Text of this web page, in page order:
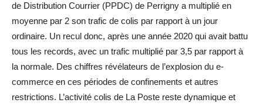
de Distribution Courrier (PPDC) de Perrigny a multiplié en
moyenne par 2 son trafic de colis par rapport à un jour
ordinaire. Un recul donc, après une année 2020 qui avait battu
tous les records, avec un trafic multiplié par 3,5 par rapport à
la normale. Des chiffres révélateurs de l’explosion du e-
commerce en ces périodes de confinements et autres
restrictions. L’activité colis de La Poste reste dynamique et